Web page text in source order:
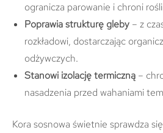
ogranicza parowanie i chroni
Poprawia strukturę gleby – z
rozkładowi, dostarczając
odżywczych.
Stanowi izolację termiczną –
nasadzenia przed wahaniami
Kora sosnowa świetnie sprawdza